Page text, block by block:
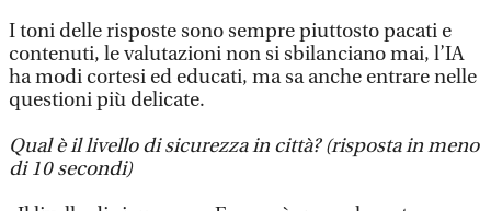
I toni delle risposte sono sempre piuttosto pacati e
contenuti, le valutazioni non si sbilanciano mai, l’IA
ha modi cortesi ed educati, ma sa anche entrare nelle
questioni più delicate.
Qual è il livello di sicurezza in città? (risposta in meno
di 10 secondi)